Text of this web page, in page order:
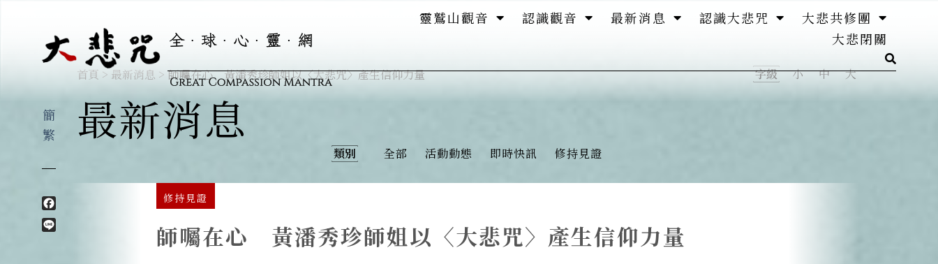
靈鷲山觀音 認識觀音 最新消息 認識大悲咒
大悲共修團
大悲閉關
首頁 > 最新消息 > 師囑在心 黃潘秀珍師姐以〈大悲咒〉產生信仰力量 字級 小 中 大
最新消息
類別 全部 活動動態 即時快訊 修持見證
修持見證
師囑在心 黃潘秀珍師姐以〈大悲咒〉產生信仰力量
簡
繁